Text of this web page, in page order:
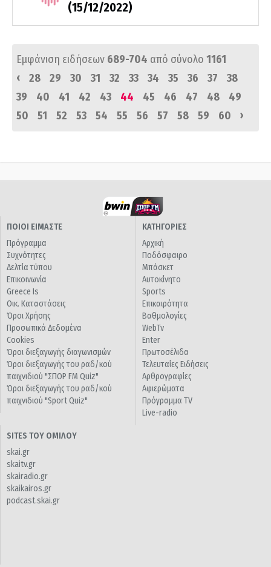
(15/12/2022)
Εμφάνιση ειδήσεων 689-704 από σύνολο 1161
‹
28 29 30 31 32 33 34 35 36 37
38
39
40 41 42 43 44 45 46 47 48
49
50
51 52 53 54 55 56 57 58 59 60 ›
ΠΟΙΟΙ ΕΙΜΑΣΤΕ
Πρόγραμμα
Συχνότητες
Δελτία τύπου
Επικοινωνία
Greece Is
Οικ. Καταστάσεις
Όροι Χρήσης
Προσωπικά Δεδομένα
Cookies
Όροι διεξαγωγής διαγωνισμών
Όροι διεξαγωγής του ραδ/κού
παιχνιδιού "ΣΠΟΡ FM Quiz"
Όροι διεξαγωγής του ραδ/κού
παιχνιδιού "Sport Quiz"
ΚΑΤΗΓΟΡΙΕΣ
Αρχική
Ποδόσφαιρο
Μπάσκετ
Αυτοκίνητο
Sports
Επικαιρότητα
Βαθμολογίες
WebTv
Enter
Πρωτοσέλιδα
Τελευταίες Ειδήσεις
Αρθρογραφίες
Αφιερώματα
Πρόγραμμα TV
Live-radio
SITES ΤΟΥ ΟΜΙΛΟΥ
skai.gr
skaitv.gr
skairadio.gr
skaikairos.gr
podcast.skai.gr